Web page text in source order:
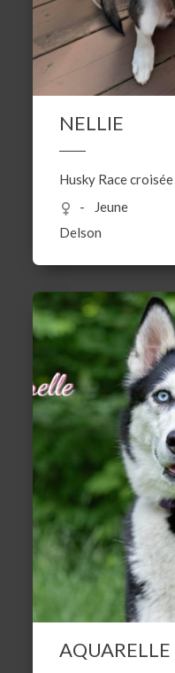
NELLIE
Husky Race croisée
Jeune
Delson
AQUARELLE